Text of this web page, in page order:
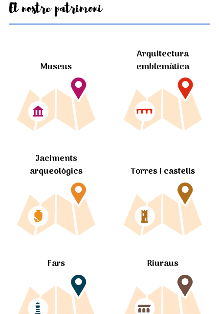
El nostre patrimoni
Museus
Arquitectura
emblemàtica
Jaciments
arqueològics
Torres i castells
Fars Riuraus